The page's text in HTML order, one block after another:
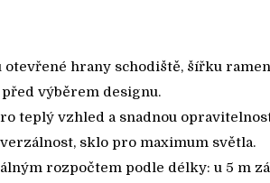
otevřené hrany schodiště, šířku
výběrem designu.
teplý vzhled a snadnou
sklo pro maximum světla.
rozpočtem podle délky: u 5 m